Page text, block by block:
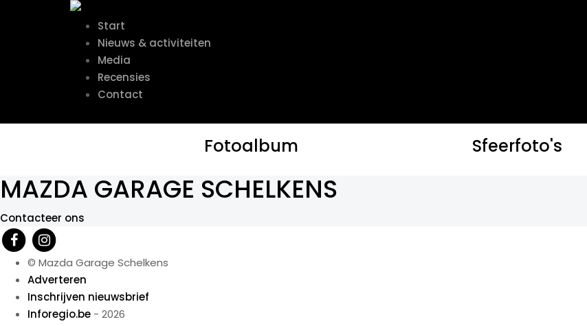
Start
Nieuws & activiteiten
Media
Recensies
Contact
Fotoalbum Sfeerfoto's
MAZDA GARAGE SCHELKENS
Contacteer ons
© Mazda Garage Schelkens
Adverteren
Inschrijven nieuwsbrief
Inforegio.be - 2026